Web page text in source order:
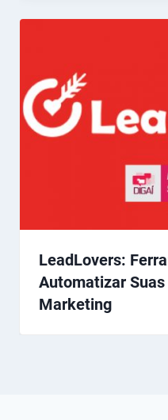
LeadLovers:
Automatizar
Marketing